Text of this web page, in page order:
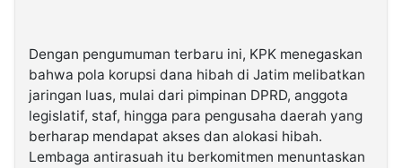
Dengan pengumuman terbaru ini, KPK menegaskan
bahwa pola korupsi dana hibah di Jatim melibatkan
jaringan luas, mulai dari pimpinan DPRD, anggota
legislatif, staf, hingga para pengusaha daerah yang
berharap mendapat akses dan alokasi hibah.
Lembaga antirasuah itu berkomitmen menuntaskan